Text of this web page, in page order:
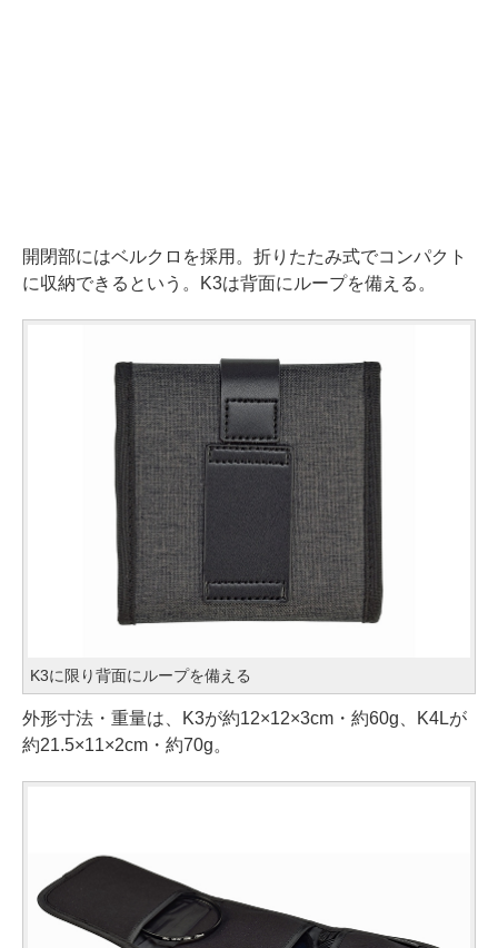
開閉部にはベルクロを採用。折りたたみ式でコンパクト
に収納できるという。K3は背面にループを備える。
K3に限り背面にループを備える
外形寸法・重量は、K3が約12×12×3cm・約60g、K4Lが
約21.5×11×2cm・約70g。